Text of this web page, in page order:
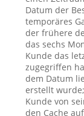
Datum der
temporäres
der frühere
das sechs
Kunde das
zugegriffen
dem Datum
erstellt
Kunde von
den Cache